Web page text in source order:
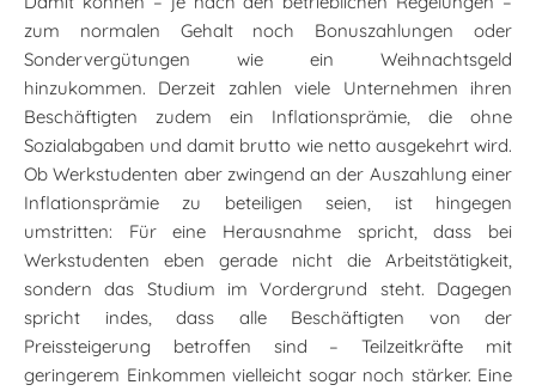
zum normalen Gehalt noch Bonuszahlungen oder
Sondervergütungen wie ein Weihnachtsgeld
hinzukommen. Derzeit zahlen viele Unternehmen ihren
Beschäftigten zudem ein Inflationsprämie, die ohne
Sozialabgaben und damit brutto wie netto ausgekehrt wird.
Ob Werkstudenten aber zwingend an der Auszahlung einer
Inflationsprämie zu beteiligen seien, ist hingegen
umstritten: Für eine Herausnahme spricht, dass bei
Werkstudenten eben gerade nicht die Arbeitstätigkeit,
sondern das Studium im Vordergrund steht. Dagegen
spricht indes, dass alle Beschäftigten von der
Preissteigerung betroffen sind – Teilzeitkräfte mit
geringerem Einkommen vielleicht sogar noch stärker. Eine